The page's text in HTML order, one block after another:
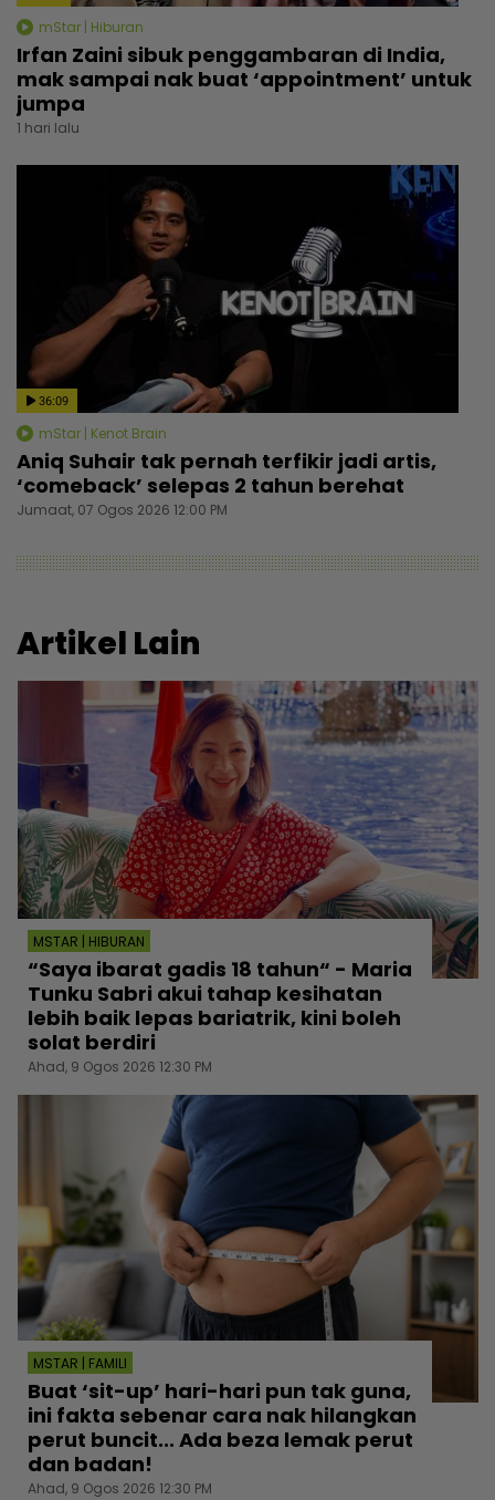
mStar | Hiburan
Irfan Zaini sibuk penggambaran di India,
mak sampai nak buat ‘appointment’ untuk
jumpa
1 hari lalu
36:09
mStar | Kenot Brain
Aniq Suhair tak pernah terfikir jadi artis,
‘comeback’ selepas 2 tahun berehat
Jumaat, 07 Ogos 2026 12:00 PM
Artikel Lain
MSTAR | HIBURAN
“Saya ibarat gadis 18 tahun“ - Maria
Tunku Sabri akui tahap kesihatan
lebih baik lepas bariatrik, kini boleh
solat berdiri
Ahad, 9 Ogos 2026 12:30 PM
MSTAR | FAMILI
Buat ‘sit-up’ hari-hari pun tak guna,
ini fakta sebenar cara nak hilangkan
perut buncit... Ada beza lemak perut
dan badan!
Ahad, 9 Ogos 2026 12:30 PM